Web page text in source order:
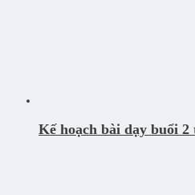
Kế hoạch bài dạy buổi 2